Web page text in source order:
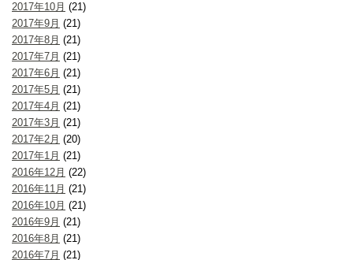
2017年10月 (21)
2017年9月 (21)
2017年8月 (21)
2017年7月 (21)
2017年6月 (21)
2017年5月 (21)
2017年4月 (21)
2017年3月 (21)
2017年2月 (20)
2017年1月 (21)
2016年12月 (22)
2016年11月 (21)
2016年10月 (21)
2016年9月 (21)
2016年8月 (21)
2016年7月 (21)